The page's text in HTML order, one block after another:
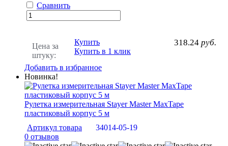
Сравнить
Цена за
штуку:
318.24 руб.
Купить
Купить в 1 клик
Добавить в избранное
Новинка!
Рулетка измерительная Stayer Мaster MaxTape
пластиковый корпус 5 м
Артикул товара
34014-05-19
0 отзывов